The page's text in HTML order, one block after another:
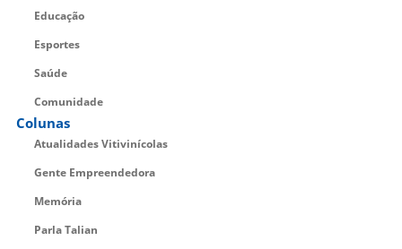
Educação
Esportes
Saúde
Comunidade
Colunas
Atualidades Vitivinícolas
Gente Empreendedora
Memória
Parla Talian